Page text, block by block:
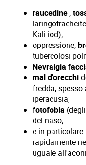
raucedine ,
Kali iod);
oppressione,
tubercolosi
Nevralgia
mal d'orecchi
fredda,
iperacusia;
fotofobia
del naso;
e in particolare
rapidamente
uguale